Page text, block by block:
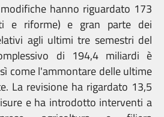
hanno riguardato 173
e riforme) e gran parte dei
agli ultimi tre semestri del
di 194,4 miliardi è
come l'ammontare delle ultime
La revisione ha rigardato 13,5
e ha introdotto interventi a